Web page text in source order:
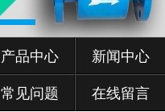
产品中心 新闻中心
常见问题 在线留言